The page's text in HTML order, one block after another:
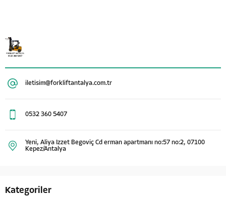
iletisim@forkliftantalya.com.tr
0532 360 5407
Yeni, Aliya Izzet Begoviç Cd erman apartmanı no:57 no:2, 07100
Kepez/Antalya
Kategoriler